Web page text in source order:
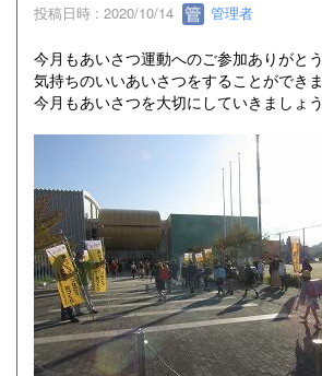
投稿日時 : 2020/10/14 管理者
今月もあいさつ運動へのご参加ありがと
気持ちのいいあいさつをすることができま
今月もあいさつを大切にしていきましょう